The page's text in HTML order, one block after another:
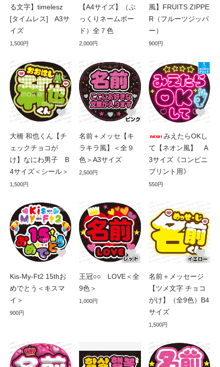
る文字】timelesz
[タイムレス] A3サ
イズ
1,500円
【A4サイズ】（ぷ
っくりネームボー
ド）全７色
2,000円
風】FRUITS ZIPPE
R（フルーツジッパ
ー）
900円
大橋 和也くん【チ
ェックチョコが
け】なにわ男子 B
4サイズ＜シール＞
1,500円
名前＋メッセ【キ
ラキラ風】＜全９
色＞A3サイズ
2,500円
みえたらOKし
て【ネオン風】 A
3サイズ《コンビニ
プリント用》
550円
Kis-My-Ft2 15thお
めでとう＜キスマ
イ＞
900円
王冠○○ LOVE＜全
9色＞
1,000円
名前＋メッセージ
【ツメ文字 チョコ
がけ】（全9色）B4
サイズ
1,500円